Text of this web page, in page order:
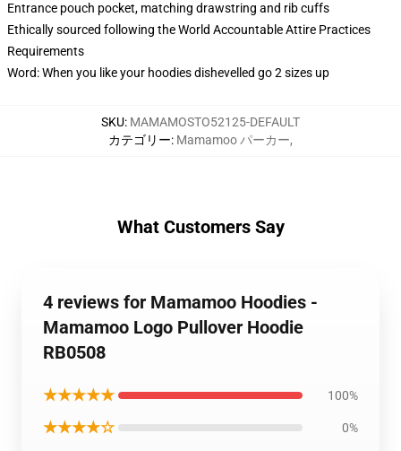
Entrance pouch pocket, matching drawstring and rib cuffs
Ethically sourced following the World Accountable Attire Practices
Requirements
Word: When you like your hoodies dishevelled go 2 sizes up
SKU: MAMAMOSTO52125-DEFAULT
カテゴリー: Mamamoo パーカー,
What Customers Say
4 reviews for Mamamoo Hoodies -
Mamamoo Logo Pullover Hoodie
RB0508
★★★★★ 100%
★★★★☆ 0%